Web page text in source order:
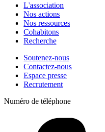
L'association
Nos actions
Nos ressources
Cohabitons
Recherche
Soutenez-nous
Contactez-nous
Espace presse
Recrutement
Numéro de téléphone